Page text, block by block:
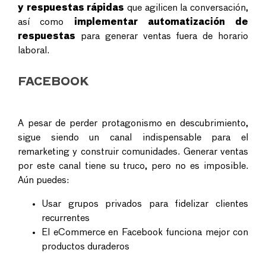
y respuestas rápidas que agilicen la conversación,
así como implementar automatización de
respuestas para generar ventas fuera de horario
laboral.
FACEBOOK
A pesar de perder protagonismo en descubrimiento,
sigue siendo un canal indispensable para el
remarketing y construir comunidades. Generar ventas
por este canal tiene su truco, pero no es imposible.
Aún puedes:
Usar grupos privados para fidelizar clientes
recurrentes
El eCommerce en Facebookfunciona mejor con
productos duraderos